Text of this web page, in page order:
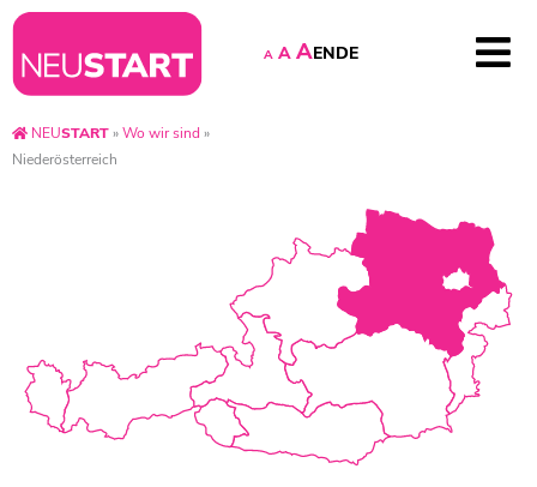
A A AENDE
NEUSTART»Wo wir sind »
Niederösterreich